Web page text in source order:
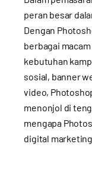
peran besar
Dengan
berbagai
kebutuhan
sosial, banner
video,
menonjol di
mengapa
digital